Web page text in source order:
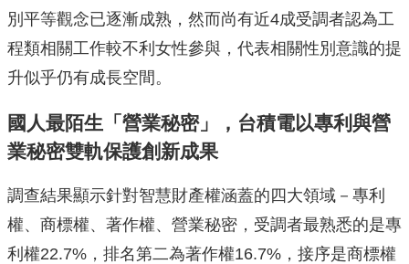
別平等觀念已逐漸成熟，然而尚有近4成受調者認為工
程類相關工作較不利女性參與，代表相關性別意識的提
升似乎仍有成長空間。
國人最陌生「營業秘密」，台積電以專利與營
業秘密雙軌保護創新成果
調查結果顯示針對智慧財產權涵蓋的四大領域－專利
權、商標權、著作權、營業秘密，受調者最熟悉的是專
利權22.7%，排名第二為著作權16.7%，接序是商標權